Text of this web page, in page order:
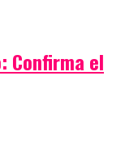
Confirma el